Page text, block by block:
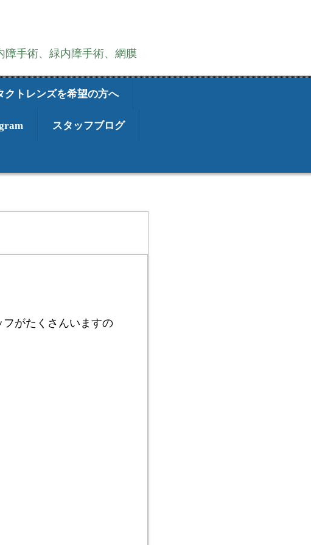
手術、緑内障手術、網膜
クトレンズを希望の方へ
スタッフブログ
がたくさんいますの